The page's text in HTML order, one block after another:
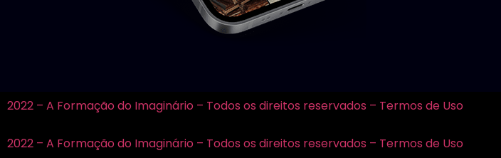
2022 – A Formação do Imaginário – Todos os direitos reservados – Termos de Uso
2022 – A Formação do Imaginário – Todos os direitos reservados – Termos de Uso